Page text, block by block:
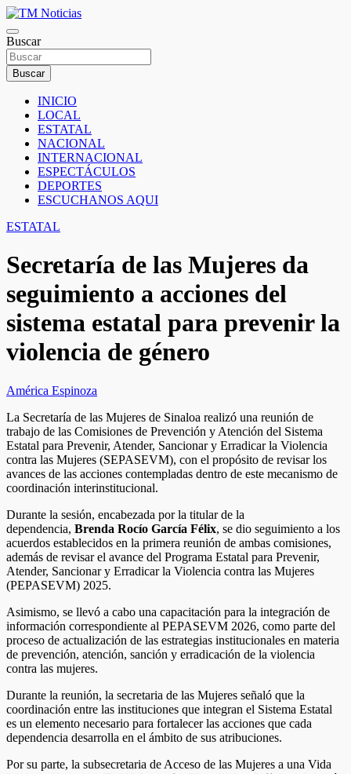
Saltar
al
contenido
TM Noticias
TM Noticias
Buscar
Buscar
INICIO
LOCAL
ESTATAL
NACIONAL
INTERNACIONAL
ESPECTÁCULOS
DEPORTES
ESCUCHANOS AQUI
ESTATAL
Secretaría de las Mujeres da
seguimiento a acciones del
sistema estatal para prevenir la
violencia de género
América Espinoza
La Secretaría de las Mujeres de Sinaloa realizó una reunión de
trabajo de las Comisiones de Prevención y Atención del Sistema
Estatal para Prevenir, Atender, Sancionar y Erradicar la Violencia
contra las Mujeres (SEPASEVM), con el propósito de revisar los
avances de las acciones contempladas dentro de este mecanismo de
coordinación interinstitucional.
Durante la sesión, encabezada por la titular de la
dependencia, Brenda Rocío García Félix, se dio seguimiento a los
acuerdos establecidos en la primera reunión de ambas comisiones,
además de revisar el avance del Programa Estatal para Prevenir,
Atender, Sancionar y Erradicar la Violencia contra las Mujeres
(PEPASEVM) 2025.
Asimismo, se llevó a cabo una capacitación para la integración de
información correspondiente al PEPASEVM 2026, como parte del
proceso de actualización de las estrategias institucionales en materia
de prevención, atención, sanción y erradicación de la violencia
contra las mujeres.
Durante la reunión, la secretaria de las Mujeres señaló que la
coordinación entre las instituciones que integran el Sistema Estatal
es un elemento necesario para fortalecer las acciones que cada
dependencia desarrolla en el ámbito de sus atribuciones.
Por su parte, la subsecretaria de Acceso de las Mujeres a una Vida